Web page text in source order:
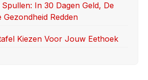
In 30 Dagen Geld, De
Gezondheid Redden
Kiezen Voor Jouw Eethoek